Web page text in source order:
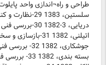
طراحی و راه¬اندازی واحد
سلستین، 1383
دریایی، 3-
اتیلنی، 1382
جوشکاری،
بسته بندی،